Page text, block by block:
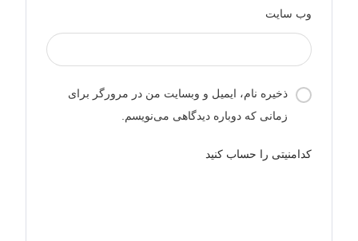
وب‌ سایت
ذخیره نام، ایمیل و وبسایت من در مرورگر برای
زمانی که دوباره دیدگاهی می‌نویسم.
کدامنیتی را حساب کنید